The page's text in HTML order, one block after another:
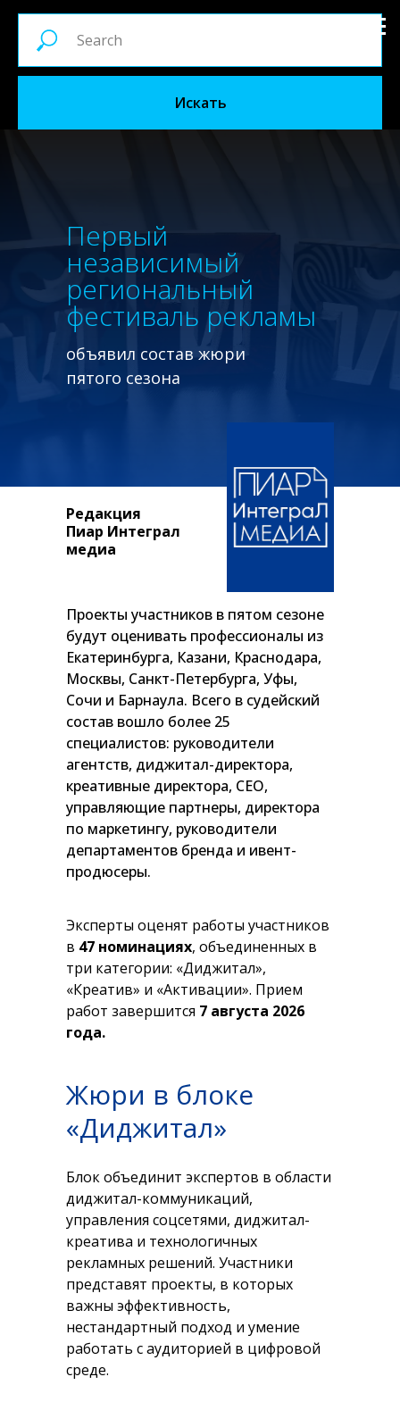
Искать
Первый
независимый
региональный
фестиваль рекламы
объявил состав жюри
пятого сезона
Проекты участников в пятом сезоне
будут оценивать профессионалы из
Екатеринбурга, Казани, Краснодара,
Москвы, Санкт-Петербурга, Уфы,
Сочи и Барнаула. Всего в судейский
состав вошло более 25
специалистов: руководители
агентств, диджитал-директора,
креативные директора, CEO,
управляющие партнеры, директора
по маркетингу, руководители
департаментов бренда и ивент-
продюсеры.
Редакция
Пиар Интеграл
медиа
Эксперты оценят работы участников
в 47 номинациях, объединенных в
три категории: «Диджитал»,
«Креатив» и «Активации». Прием
работ завершится 7 августа 2026
года.
Жюри в блоке
«Диджитал»
Блок объединит экспертов в области
диджитал-коммуникаций,
управления соцсетями, диджитал-
креатива и технологичных
рекламных решений. Участники
представят проекты, в которых
важны эффективность,
нестандартный подход и умение
работать с аудиторией в цифровой
среде.